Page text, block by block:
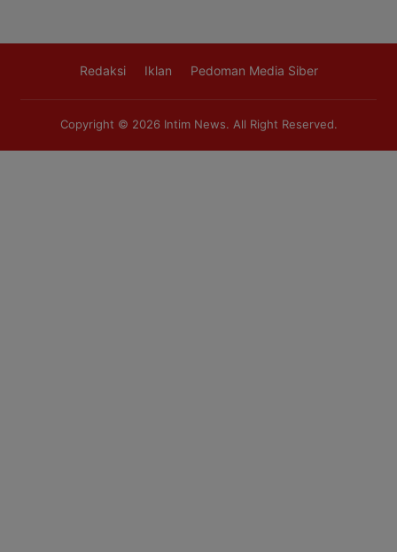
Redaksi Iklan Pedoman Media Siber
Copyright © 2026 Intim News. All Right Reserved.